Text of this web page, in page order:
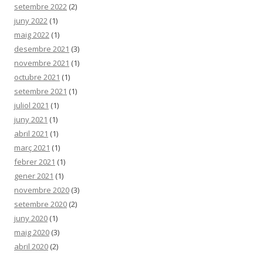
setembre 2022 (2)
juny 2022 (1)
maig 2022 (1)
desembre 2021 (3)
novembre 2021 (1)
octubre 2021 (1)
setembre 2021 (1)
juliol 2021 (1)
juny 2021 (1)
abril 2021 (1)
març 2021 (1)
febrer 2021 (1)
gener 2021 (1)
novembre 2020 (3)
setembre 2020 (2)
juny 2020 (1)
maig 2020 (3)
abril 2020 (2)